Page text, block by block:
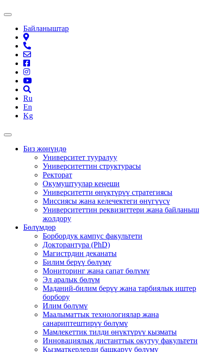
Байланыштар
Ru
En
Kg
Биз жөнүндө
Университет тууралуу
Университеттин структурасы
Ректорат
Окумуштуулар кеңеши
Университетти өнүктүрүү стратегиясы
Миссиясы жана келечектеги өнүгүүсү
Университеттин реквизиттери жана байланыш
жолдору
Бөлүмдөр
Борбордук кампус факультети
Докторантура (PhD)
Магистрдин деканаты
Билим берүү бөлүмү
Мониторинг жана сапат бөлүмү
Эл аралык бөлүм
Маданий-билим берүү жана тарбиялык иштер
борбору
Илим бөлүмү
Маалыматтык технологиялар жана
санариптештирүү бөлүмү
Мамлекеттик тилди өнүктүрүү кызматы
Инновациялык дистанттык окутуу факультети
Кызматкерлерди башкаруу бөлүмү